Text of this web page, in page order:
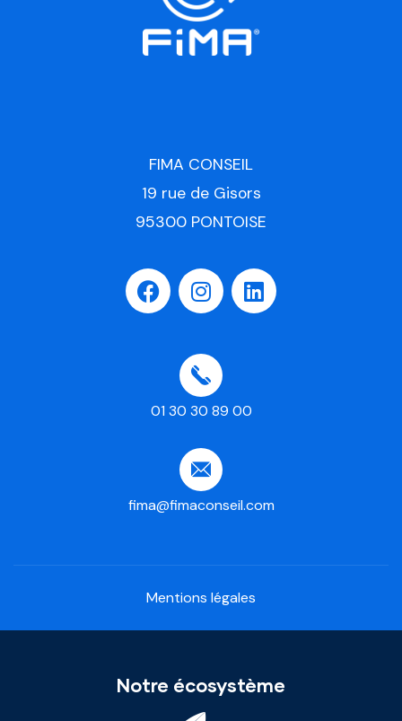
FIMA CONSEIL
19 rue de Gisors
95300 PONTOISE
01 30 30 89 00
fima@fimaconseil.com
Mentions légales
Notre écosystème